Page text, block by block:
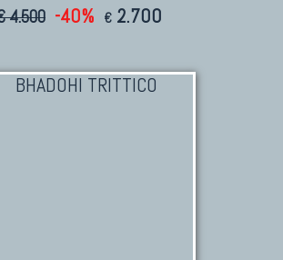
4.500 -40% € 2.700